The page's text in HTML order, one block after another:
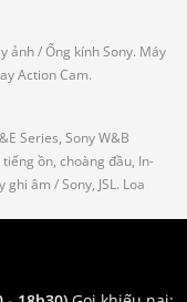
ảnh / Ống kính Sony. Máy
Action Cam.
Series, Sony W&B
ồn, choàng đầu, In-
ghi âm / Sony, JSL. Loa